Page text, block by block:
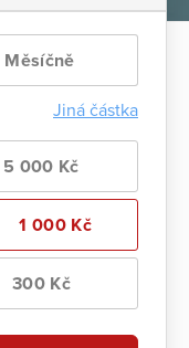
Měsíčně
Jiná částka
5 000 Kč
1 000 Kč
300 Kč